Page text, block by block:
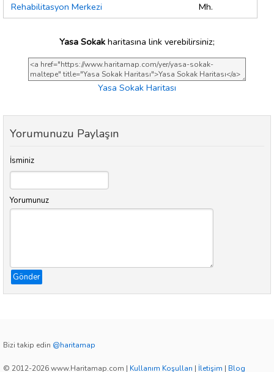
Rehabilitasyon Merkezi
Mh.
Yasa Sokak haritasına link verebilirsiniz;
Yasa Sokak Haritası
Yorumunuzu Paylaşın
İsminiz
Yorumunuz
Gönder
Bizi takip edin @haritamap
© 2012-2026 www.Haritamap.com | Kullanım Koşulları | İletişim | Blog